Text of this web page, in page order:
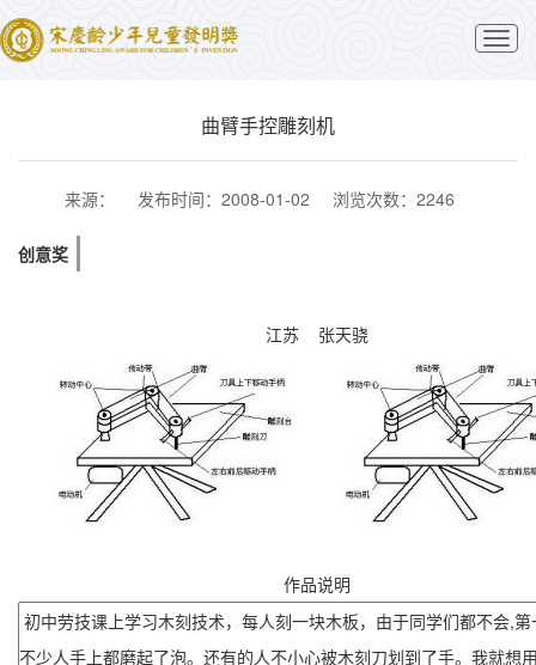
切
换
曲臂手控雕刻机
来源： 发布时间：2008-01-02 浏览次数：2246
创意奖
江苏 张天骁
作品说明